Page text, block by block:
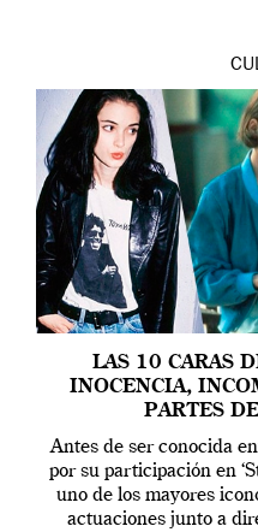
LAS 10 CARAS
INOCENCIA,
PARTES
Antes de ser conocida
por su participación en
uno de los mayores
actuaciones junto a